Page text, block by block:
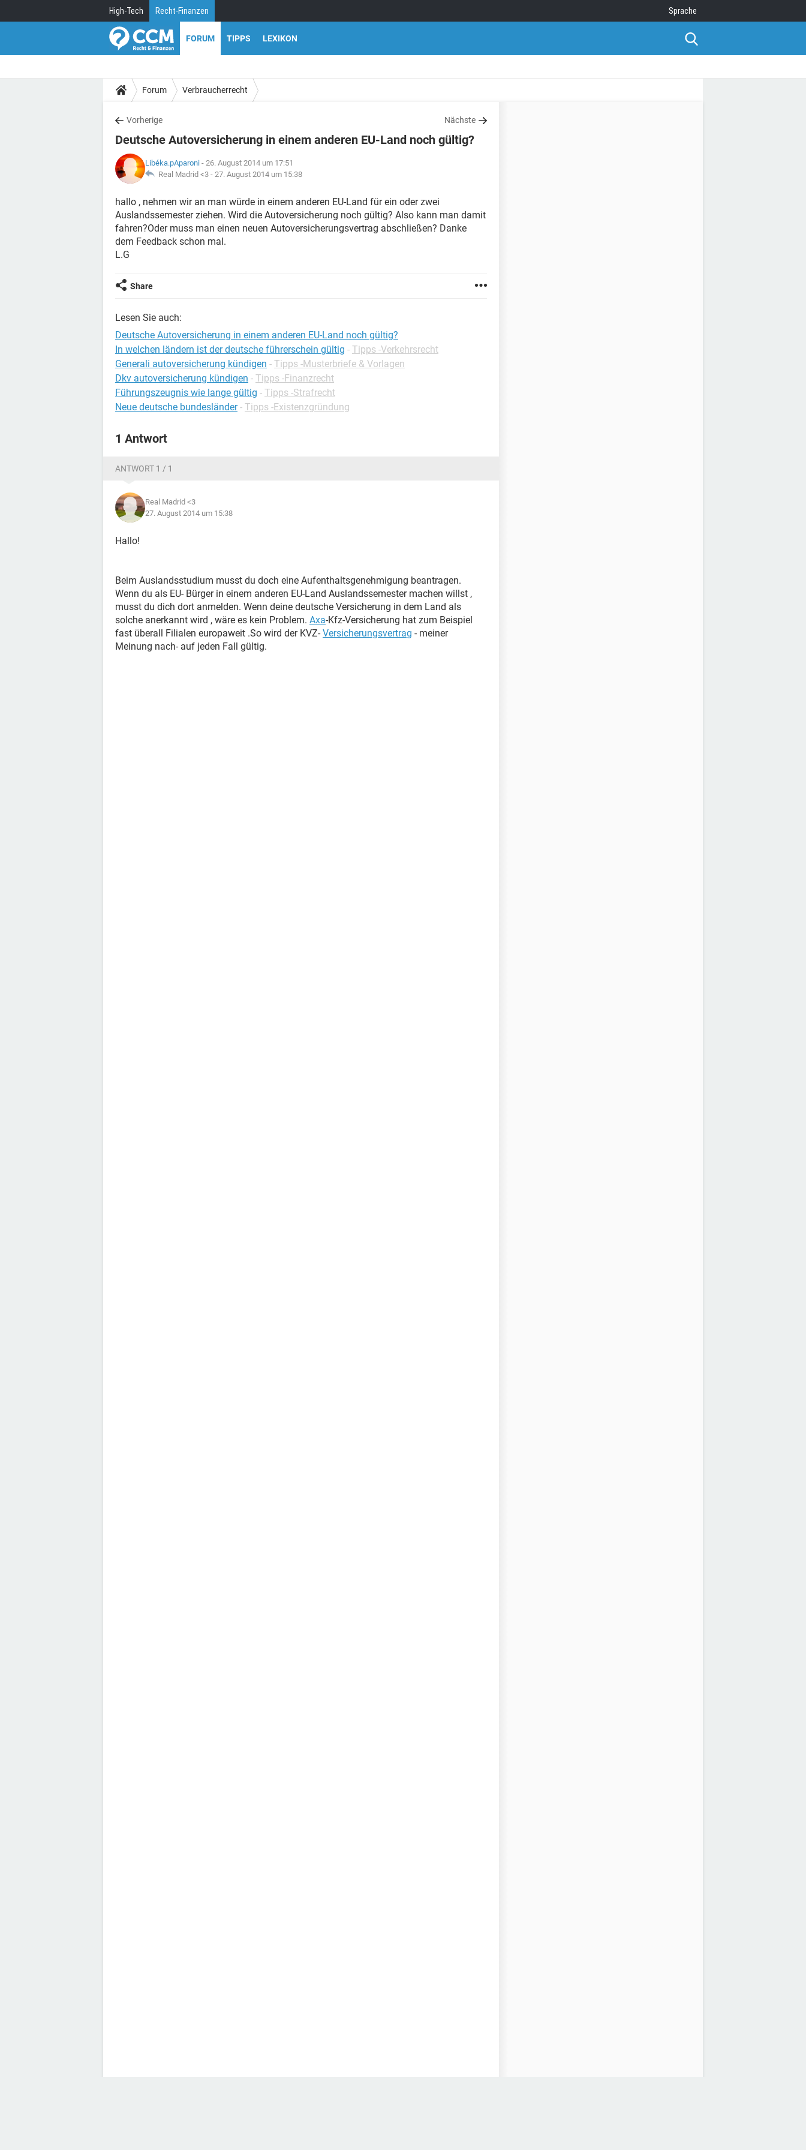
High-Tech Recht-Finanzen Sprache
FORUM TIPPS LEXIKON
Forum Verbraucherrecht
Vorherige Nächste
Deutsche Autoversicherung in einem anderen EU-Land noch gültig?
Libéka.pAparoni - 26. August 2014 um 17:51
Real Madrid <3 - 27. August 2014 um 15:38
hallo , nehmen wir an man würde in einem anderen EU-Land für ein oder zwei
Auslandssemester ziehen. Wird die Autoversicherung noch gültig? Also kann man damit
fahren?Oder muss man einen neuen Autoversicherungsvertrag abschließen? Danke
dem Feedback schon mal.
L.G
Share
Lesen Sie auch:
Deutsche Autoversicherung in einem anderen EU-Land noch gültig?
In welchen ländern ist der deutsche führerschein gültig - Tipps -Verkehrsrecht
Generali autoversicherung kündigen - Tipps -Musterbriefe & Vorlagen
Dkv autoversicherung kündigen - Tipps -Finanzrecht
Führungszeugnis wie lange gültig - Tipps -Strafrecht
Neue deutsche bundesländer - Tipps -Existenzgründung
1 Antwort
ANTWORT 1 / 1
Real Madrid <3
27. August 2014 um 15:38
Hallo!
Beim Auslandsstudium musst du doch eine Aufenthaltsgenehmigung beantragen.
Wenn du als EU- Bürger in einem anderen EU-Land Auslandssemester machen willst ,
musst du dich dort anmelden. Wenn deine deutsche Versicherung in dem Land als
solche anerkannt wird , wäre es kein Problem. Axa-Kfz-Versicherung hat zum Beispiel
fast überall Filialen europaweit .So wird der KVZ- Versicherungsvertrag - meiner
Meinung nach- auf jeden Fall gültig.